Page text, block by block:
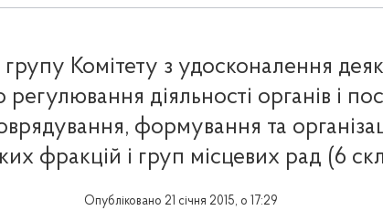
Комітету з удосконалення
регулювання діяльності органів і
формування та
фракцій і груп місцевих рад (6
Опубліковано 21 січня 2015, о 17:29